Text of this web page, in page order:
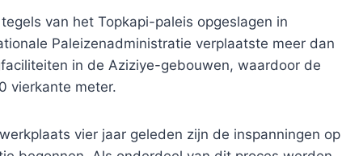
van het Topkapi-paleis opgeslagen in
Paleizenadministratie verplaatste meer dan
in de Aziziye-gebouwen, waardoor de
vierkante meter.
vier jaar geleden zijn de inspanningen op